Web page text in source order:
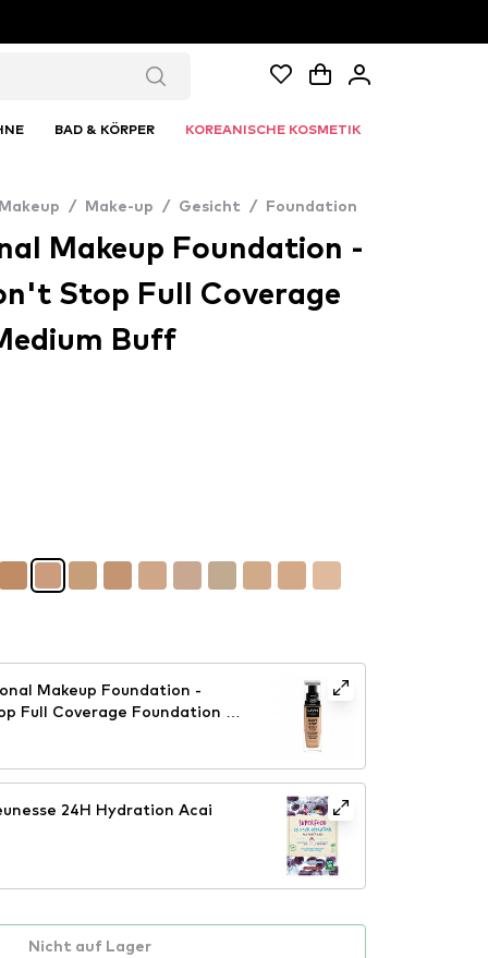
BAD & KÖRPER KOREANISCHE KOSMETIK
/ Make-up / Gesicht / Foundation
Makeup Foundation -
Stop Full Coverage
Buff
Makeup Foundation -
Full Coverage Foundation -
24H Hydration Acai
Nicht auf Lager